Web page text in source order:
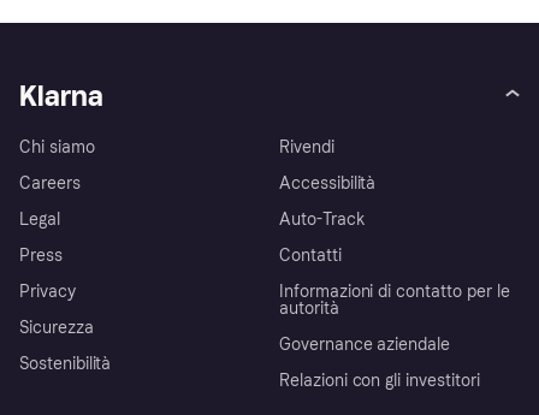
Klarna
Chi siamo
Careers
Legal
Press
Privacy
Sicurezza
Sostenibilità
Rivendi
Accessibilità
Auto-Track
Contatti
Informazioni di contatto per le
autorità
Governance aziendale
Relazioni con gli investitori